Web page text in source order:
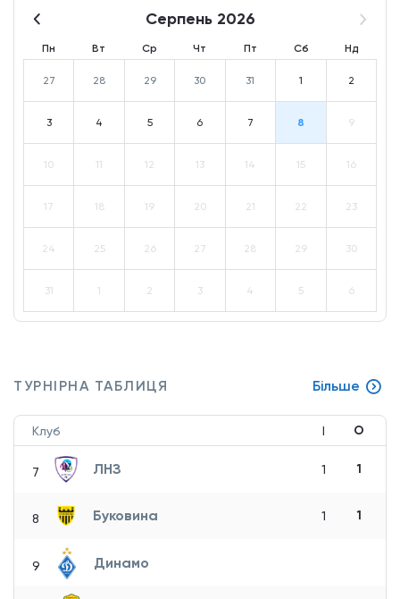
Серпень 2026
Пн Вт Ср Чт Пт Сб Нд
27 28 29 30 31 1 2
3 4 5 6 7 8 9
10 11 12 13 14 15 16
17 18 19 20 21 22 23
24 25 26 27 28 29 30
31 1 2 3 4 5 6
ТУРНІРНА ТАБЛИЦЯ Більше
Клуб І О
7 ЛНЗ 1 1
8 Буковина 1 1
9 Динамо